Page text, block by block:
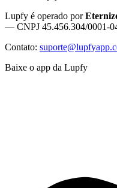
Lupfy é operado por
— CNPJ 45.456.304/0001-
Contato:
Baixe o app da Lupfy